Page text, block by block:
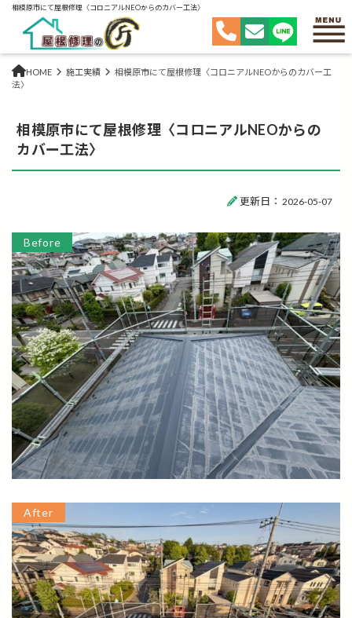
相模原市にて屋根修理〈コロニアルNEOからのカバー工法〉
HOME 施工実績
相模原市にて屋根修理〈コロニアルNEOからのカバー工
法〉
相模原市にて屋根修理〈コロニアルNEOからの
カバー工法〉
更新日： 2026-05-07